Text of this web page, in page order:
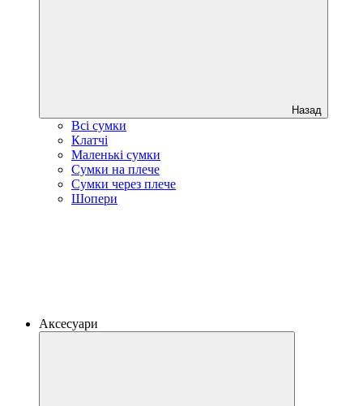
Назад
Всі сумки
Клатчі
Маленькі сумки
Сумки на плече
Сумки через плече
Шопери
Аксесуари